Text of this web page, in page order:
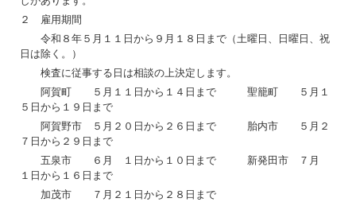
２ 雇用期間
令和８年５月１１日から９月１８日まで（土曜日、日曜日、祝
日は除く。）
検査に従事する日は相談の上決定します。
阿賀町 ５月１１日から１４日まで 聖籠町 ５月１
５日から１９日まで
阿賀野市 ５月２０日から２６日まで 胎内市 ５月２
７日から２９日まで
五泉市 ６月 １日から１０日まで 新発田市 ７月
１日から１６日まで
加茂市 ７月２１日から２８日まで